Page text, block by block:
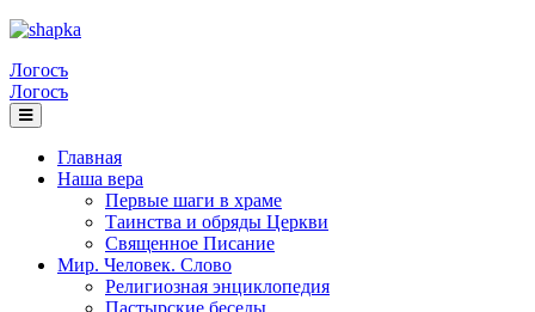
Логосъ
Логосъ
Главная
Наша вера
Первые шаги в храме
Таинства и обряды Церкви
Священное Писание
Мир. Человек. Слово
Религиозная энциклопедия
Пастырские беседы